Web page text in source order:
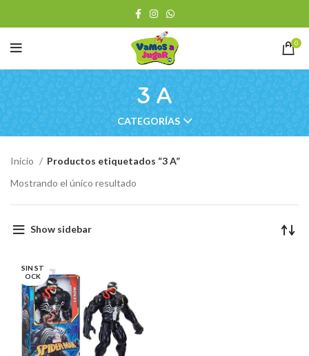
0
3 A
CATEGORÍAS
Inicio
Productos etiquetados “3 A”
Mostrando el único resultado
Show sidebar
SIN ST
OCK